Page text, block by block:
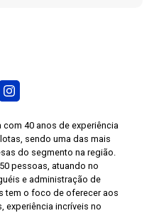
com 40 anos de experiência
sendo uma das mais
do segmento na região.
pessoas, atuando no
e administração de
tem o foco de oferecer aos
experiência incríveis no